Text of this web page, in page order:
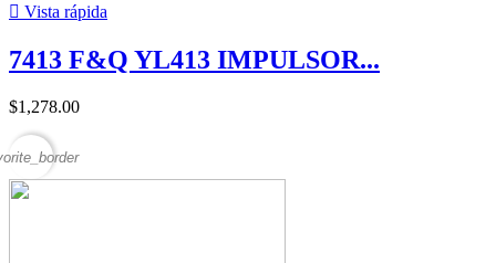
 Vista rápida
7413 F&Q YL413 IMPULSOR...
$1,278.00